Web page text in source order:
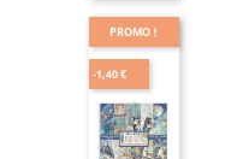
PROMO !
-1,40 €